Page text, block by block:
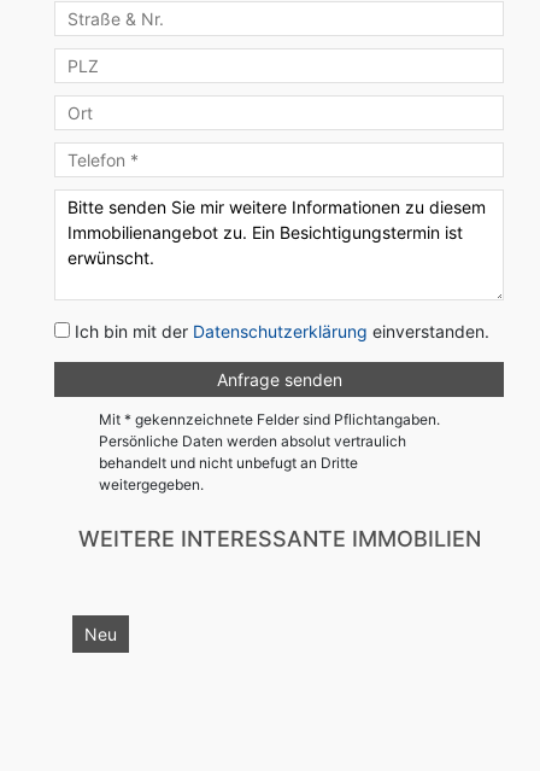
Ich bin mit der Datenschutzerklärung einverstanden.
Mit * gekennzeichnete Felder sind Pflichtangaben.
Persönliche Daten werden absolut vertraulich
behandelt und nicht unbefugt an Dritte
weitergegeben.
WEITERE INTERESSANTE IMMOBILIEN
Neu